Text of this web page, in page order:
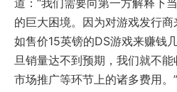
道：“我们需要向第一方解释下
的巨大困境。因为对游戏发行
如售价15英镑的DS游戏来赚钱
旦销量达不到预期，我们就不能
市场推广等环节上的诸多费用。”